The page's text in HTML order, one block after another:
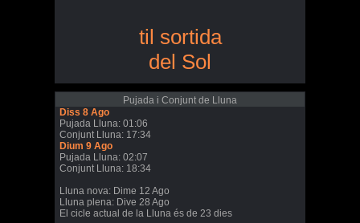
til sortida
del Sol
Pujada i Conjunt de Lluna
Diss 8 Ago
Pujada Lluna: 01:06
Conjunt Lluna: 17:34
Dium 9 Ago
Pujada Lluna: 02:07
Conjunt Lluna: 18:34
Lluna nova: Dime 12 Ago
Lluna plena: Dive 28 Ago
El cicle actual de la Lluna és de 23 dies